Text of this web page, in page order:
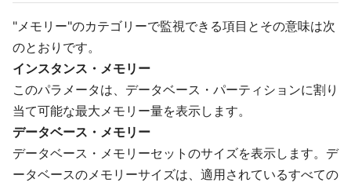
"メモリー"のカテゴリーで監視できる項目とその意味は次
のとおりです。
インスタンス・メモリー
このパラメータは、データベース・パーティションに割り
当て可能な最大メモリー量を表示します。
データベース・メモリー
データベース・メモリーセットのサイズを表示します。デ
ータベースのメモリーサイズは、適用されているすべての